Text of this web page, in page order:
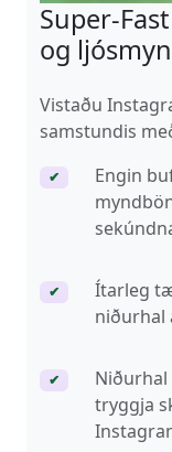
Super-
og
Vistaðu
samstundis
✔
Engin
✔
Ítarleg
niðurhal
✔
tryggja